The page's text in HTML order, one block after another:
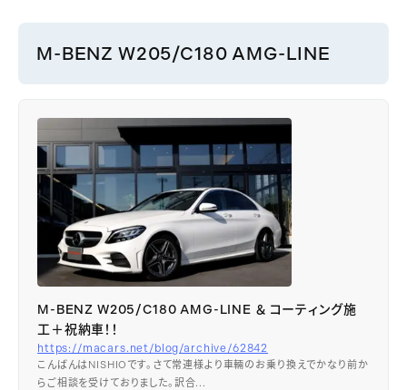
M-BENZ W205/C180 AMG-LINE
M-BENZ W205/C180 AMG-LINE ＆ コーティング施
工＋祝納車！！
https://macars.net/blog/archive/62842
こんばんはNISHIOです。さて常連様より車輛のお乗り換えでかなり前か
らご相談を受けておりました。訳合...